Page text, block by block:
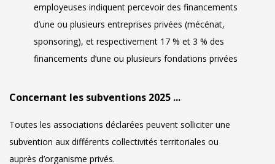
employeuses indiquent percevoir des financements
d’une ou plusieurs entreprises privées (mécénat,
sponsoring), et respectivement 17 % et 3 % des
financements d’une ou plusieurs fondations privées
Concernant les subventions 2025 ...
Toutes les associations déclarées peuvent solliciter une
subvention aux différents collectivités territoriales ou
auprès d’organisme privés.